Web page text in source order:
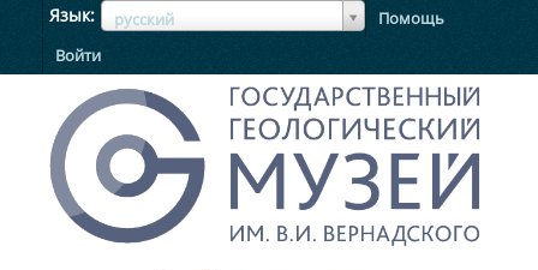
Язык русский
ЯзыкЯзык
Помощь
Войти